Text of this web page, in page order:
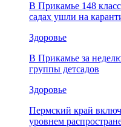
В Прикамье 148
садах ушли на
Здоровье
В Прикамье за
группы детсадов
Здоровье
Пермский край
уровнем